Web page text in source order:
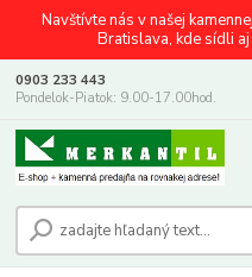
Navštívte nás v našej
Bratislava, kde sídli
0903 233 443
Pondelok-Piatok: 9.00-17.00hod.